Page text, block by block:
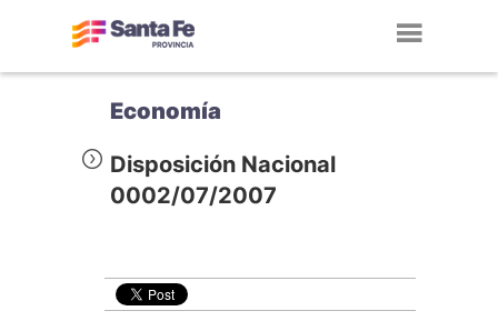
Economía
Disposición Nacional
0002/07/2007